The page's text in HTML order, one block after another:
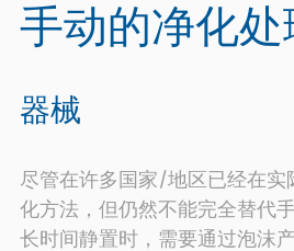
手动的净化处
器械
尽管在许多国家/地区已经在实
化方法，但仍然不能完全替代
长时间静置时，需要通过泡沫